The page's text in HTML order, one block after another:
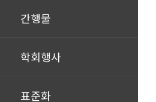
간행물
학회행사
표준화